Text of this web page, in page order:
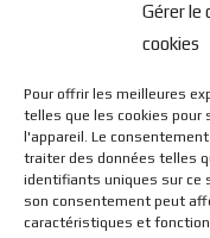
Gérer le
cookies
Pour offrir les meilleures
telles que les cookies pour
l'appareil. Le
traiter des données telles
identifiants uniques sur ce
son consentement peut
caractéristiques et
© BL Optique - 22
Claude -